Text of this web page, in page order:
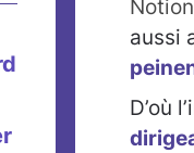
aussi
D’où